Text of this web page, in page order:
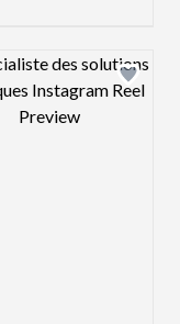
Design preview